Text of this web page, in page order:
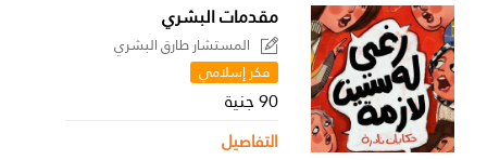
مقدمات البشري
المستشار طارق البشري
فكر إسلامي
90 جنية
التفاصيل